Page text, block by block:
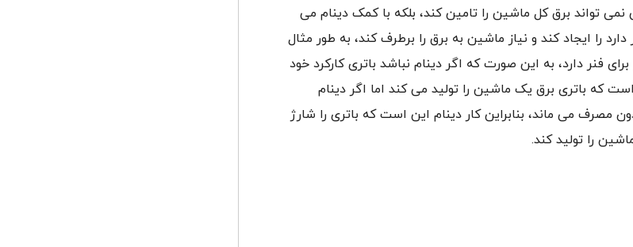
نمی تواند برق کل ماشین را تامین کند، بلکه با کمک دینام می
را ایجاد کند و نیاز ماشین به برق را برطرف کند، به طور مثال
فنر دارد، به این صورت که اگر دینام نباشد باتری کارکرد خود
که باتری برق یک ماشین را تولید می کند اما اگر دینام
مصرف می ماند، بنابراین کار دینام این است که باتری را شارژ
را تولید کند.